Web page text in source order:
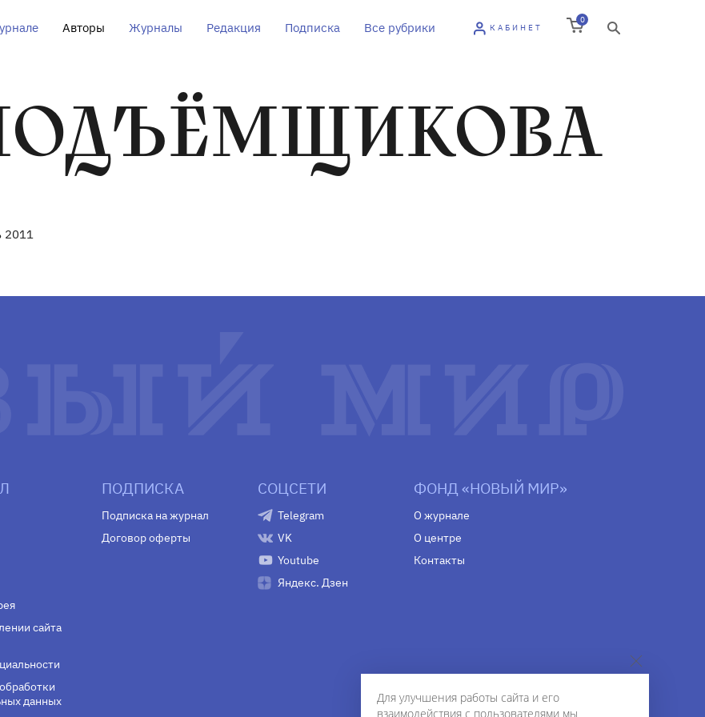
Авторы Журналы Редакция Подписка Все рубрики КАБИНЕТ
0
2011
сайта
данных
ПОДПИСКА
Подписка на журнал
Договор оферты
СОЦСЕТИ
Telegram
VK
Youtube
Яндекс. Дзен
ФОНД «НОВЫЙ МИР»
О журнале
О центре
Контакты
Для улучшения работы сайта и его
взаимодействия с пользователями мы